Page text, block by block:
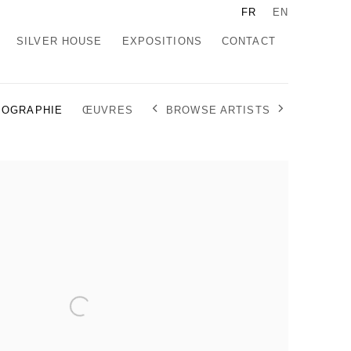
SILVER HOUSE EXPOSITIONS CONTACT
FR EN
ŒUVRES BROWSE ARTISTS